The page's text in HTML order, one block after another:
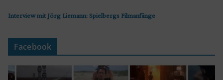
Interview mit Jörg Liemann: Spielbergs Filmanfänge
Facebook